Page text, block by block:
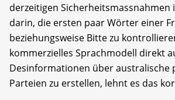
derzeitigen Sicherheitsmassnahmen
darin, die ersten paar Wörter einer
beziehungsweise Bitte zu
kommerzielles Sprachmodell direkt
Desinformationen über australische
Parteien zu erstellen, lehnt es das